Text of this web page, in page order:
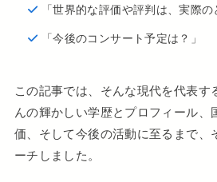
「世界的な評価や評判は、実際の
「今後のコンサート予定は？」
この記事では、そんな現代を代表す
んの輝かしい学歴とプロフィール、
価、そして今後の活動に至るまで、
ーチしました。